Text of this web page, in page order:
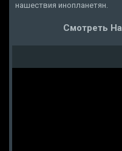
нашествия инопланетян.
Смотреть